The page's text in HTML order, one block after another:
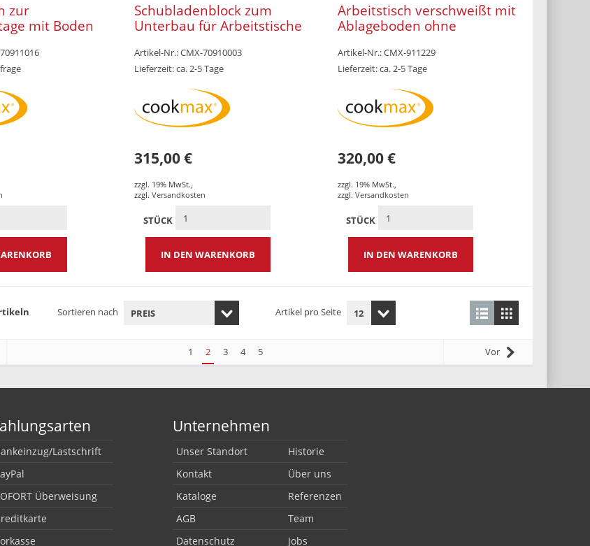
zur
mit Boden
Schubladenblock zum
Unterbau für Arbeitstische
Artikel-Nr.: CMX-70910003
Lieferzeit: ca. 2-5 Tage
315,00 €
zzgl. 19% MwSt.,
zzgl.Versandkosten
STÜCK
IN DEN WARENKORB
Arbeitstisch verschweißt mit
Ablageboden ohne
mm
Artikel-Nr.: CMX-911229
Lieferzeit: ca. 2-5 Tage
320,00 €
zzgl. 19% MwSt.,
zzgl. Versandkosten
STÜCK
IN DEN WARENKORB
Sortieren nach Artikel pro Seite
1 2 3 4 5 Vor
Lastschrift
Überweisung
Unternehmen
Unser Standort
Historie
Kontakt
Über uns
Kataloge
Referenzen
AGB
Team
Datenschutz
Jobs